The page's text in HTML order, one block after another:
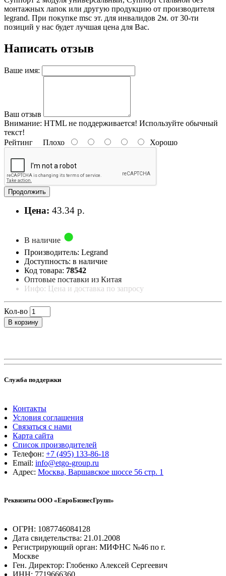
монтажных лапок или другую продукцию от производителя
legrand. При покупке msc эт. для инвалидов 2м. от 30-ти
позиций у нас будет лучшая цена для Вас.
Написать отзыв
Ваше имя:
Ваш отзыв
Внимание: HTML не поддерживается! Используйте обычный
текст!
Рейтинг Плохо Хорошо
Продолжить
Цена: 43.34 р.
В наличие
Производитель: Legrand
Доступность: в наличие
Код товара: 78542
Оптовые поставки из Китая
Инфо: Цена и доставка по запросу
Кол-во
В корзину
Служба поддержки
Контакты
Условия соглашения
Связаться с нами
Карта сайта
Список производителей
Телефон: +7 (495) 133-86-18
Email: info@etgo-group.ru
Адрес: Москва, Варшавское шоссе 56 стр. 1
Реквизиты ООО «ЕвроБизнесГрупп»
ОГРН: 1087746084128
Дата свидетельства: 21.01.2008
Регистрирующий орган: МИФНС №46 по г.
Москве
Ген. Директор: Глобенко Алексей Сергеевич